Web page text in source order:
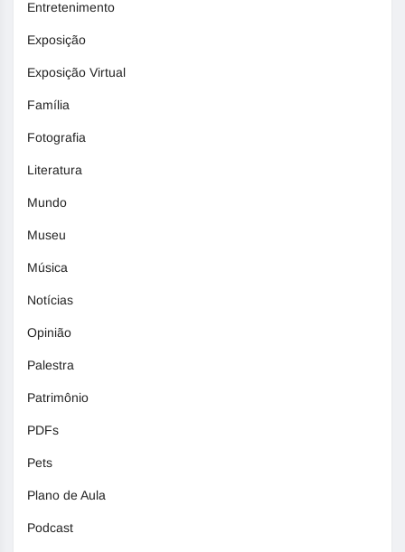
Entretenimento
Exposição
Exposição Virtual
Família
Fotografia
Literatura
Mundo
Museu
Música
Notícias
Opinião
Palestra
Patrimônio
PDFs
Pets
Plano de Aula
Podcast